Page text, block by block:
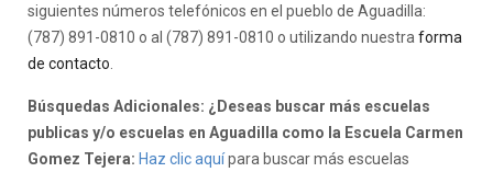
siguientes números telefónicos en el pueblo de Aguadilla:
(787) 891-0810 o al (787) 891-0810 o utilizando nuestra forma
de contacto
Búsquedas Adicionales: ¿Deseas buscar más escuelas
publicas y/o escuelas en Aguadilla como la Escuela Carmen
Gomez Tejera: Haz clic aquípara buscar más escuelas